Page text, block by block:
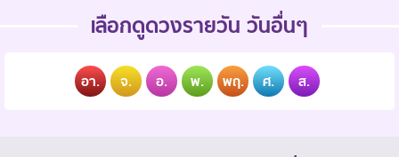
เลือกดูดวงรายวัน วันอื่นๆ
อา. จ. อ. พ. พฤ. ศ. ส.